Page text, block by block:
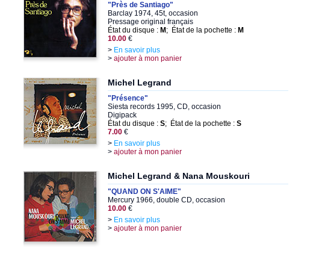
"Près de Santiago"
Barclay 1974, 45t, occasion
Pressage original français
État du disque : M ; État de la pochette : M
10.00 €
> En savoir plus
> ajouter à mon panier
Michel Legrand
"Présence"
Siesta records 1995, CD, occasion
Digipack
État du disque : S; État de la pochette : S
7.00 €
> En savoir plus
> ajouter à mon panier
Michel Legrand & Nana Mouskouri
"QUAND ON S'AIME"
Mercury 1966, double CD, occasion
10.00 €
> En savoir plus
> ajouter à mon panier